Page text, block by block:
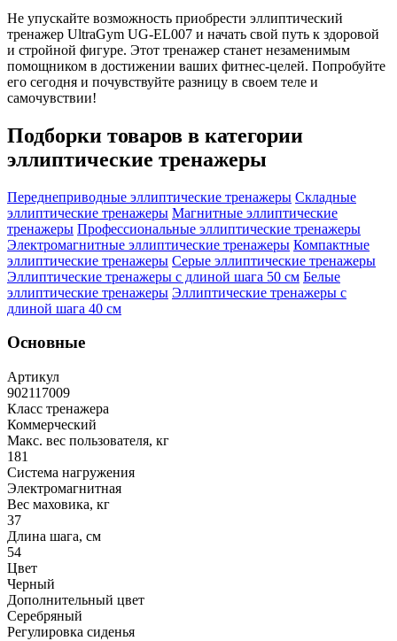
Не упускайте возможность приобрести эллиптический
тренажер UltraGym UG-EL007 и начать свой путь к здоровой
и стройной фигуре. Этот тренажер станет незаменимым
помощником в достижении ваших фитнес-целей. Попробуйте
его сегодня и почувствуйте разницу в своем теле и
самочувствии!
Подборки товаров в категории
эллиптические тренажеры
Переднеприводные эллиптические тренажеры Складные
эллиптические тренажеры Магнитные эллиптические
тренажеры Профессиональные эллиптические тренажеры
Электромагнитные эллиптические тренажеры Компактные
эллиптические тренажеры Серые эллиптические тренажеры
Эллиптические тренажеры с длиной шага 50 см Белые
эллиптические тренажеры Эллиптические тренажеры с
длиной шага 40 см
Основные
Артикул
902117009
Класс тренажера
Коммерческий
Макс. вес пользователя, кг
181
Система нагружения
Электромагнитная
Вес маховика, кг
37
Длина шага, см
54
Цвет
Черный
Дополнительный цвет
Серебряный
Регулировка сиденья